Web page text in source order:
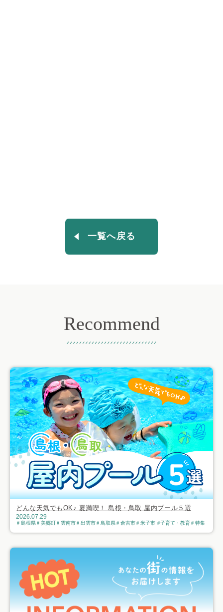
一覧へ戻る
Recommend
どんな天気でもOK♪ 夏満喫！ 島根・鳥取 屋内プール５選
2026.07.29
島根県 美郷町 雲南市 出雲市 鳥取県 倉吉市 米子市 子育て・教育 特集